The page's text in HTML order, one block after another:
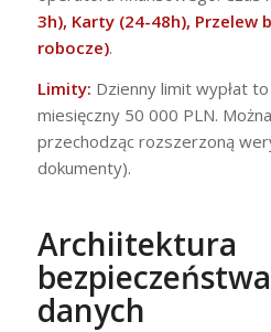
3h), Karty (24-48h), Przelew
robocze).
Limity: Dzienny limit wypłat
miesięczny 50 000 PLN.
przechodząc rozszerzoną
dokumenty).
Archiitektura
danych